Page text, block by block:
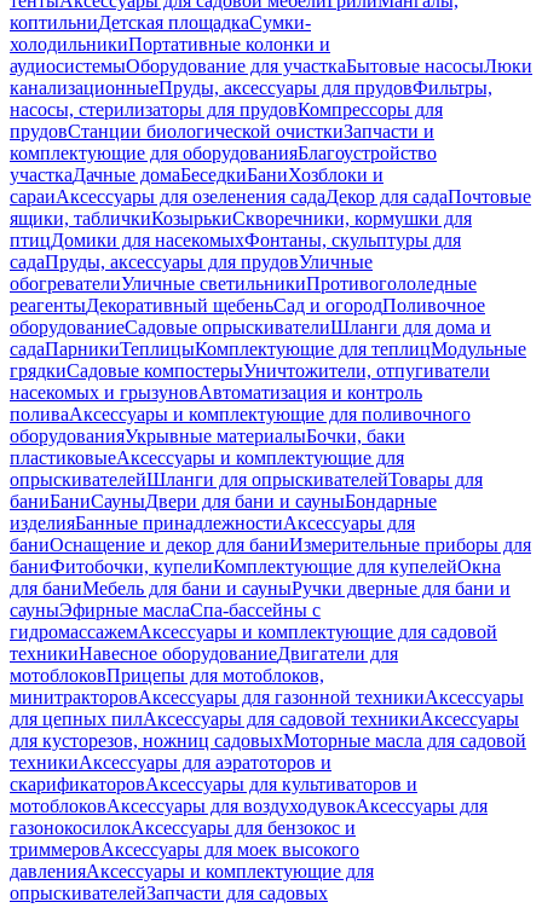
коптильниДетская площадкаСумки-
холодильникиПортативные колонки и
аудиосистемыОборудование для участкаБытовые насосыЛюки
канализационныеПруды, аксессуары для прудовФильтры,
насосы, стерилизаторы для прудовКомпрессоры для
прудовСтанции биологической очисткиЗапчасти и
комплектующие для оборудованияБлагоустройство
участкаДачные домаБеседкиБаниХозблоки и
сараиАксессуары для озеленения садаДекор для садаПочтовые
ящики, табличкиКозырькиСкворечники, кормушки для
птицДомики для насекомыхФонтаны, скульптуры для
садаПруды, аксессуары для прудовУличные
обогревателиУличные светильникиПротивогололедные
реагентыДекоративный щебеньСад и огородПоливочное
оборудованиеСадовые опрыскивателиШланги для дома и
садаПарникиТеплицыКомплектующие для теплицМодульные
грядкиСадовые компостерыУничтожители, отпугиватели
насекомых и грызуновАвтоматизация и контроль
поливаАксессуары и комплектующие для поливочного
оборудованияУкрывные материалыБочки, баки
пластиковыеАксессуары и комплектующие для
опрыскивателейШланги для опрыскивателейТовары для
баниБаниСауныДвери для бани и сауныБондарные
изделияБанные принадлежностиАксессуары для
баниОснащение и декор для баниИзмерительные приборы для
баниФитобочки, купелиКомплектующие для купелейОкна
для баниМебель для бани и сауныРучки дверные для бани и
сауныЭфирные маслаСпа-бассейны с
гидромассажемАксессуары и комплектующие для садовой
техникиНавесное оборудованиеДвигатели для
мотоблоковПрицепы для мотоблоков,
минитракторовАксессуары для газонной техникиАксессуары
для цепных пилАксессуары для садовой техникиАксессуары
для кусторезов, ножниц садовыхМоторные масла для садовой
техникиАксессуары для аэратоторов и
скарификаторовАксессуары для культиваторов и
мотоблоковАксессуары для воздуходувокАксессуары для
газонокосилокАксессуары для бензокос и
триммеровАксессуары для моек высокого
давленияАксессуары и комплектующие для
опрыскивателейЗапчасти для садовых